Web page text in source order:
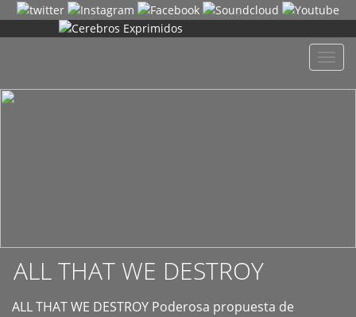
ALL THAT WE DESTROY
ALL THAT WE DESTROY Poderosa propuesta de